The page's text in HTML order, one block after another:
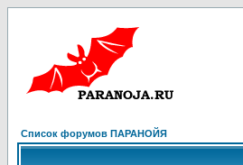
Список форумов ПАРАНОЙЯ